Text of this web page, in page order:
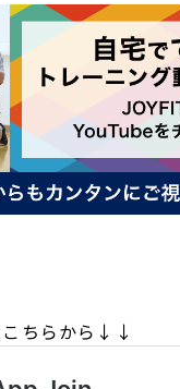
ちらから↓↓